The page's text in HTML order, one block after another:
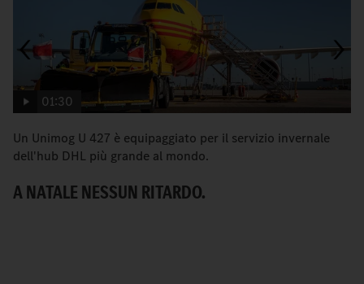
01:30
Un Unimog U 427 è equipaggiato per il servizio invernale
dell'hub DHL più grande al mondo.
A NATALE NESSUN RITARDO.